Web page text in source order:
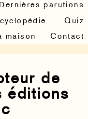
Dernières parutions
Quiz
maison Contact
de
éditions